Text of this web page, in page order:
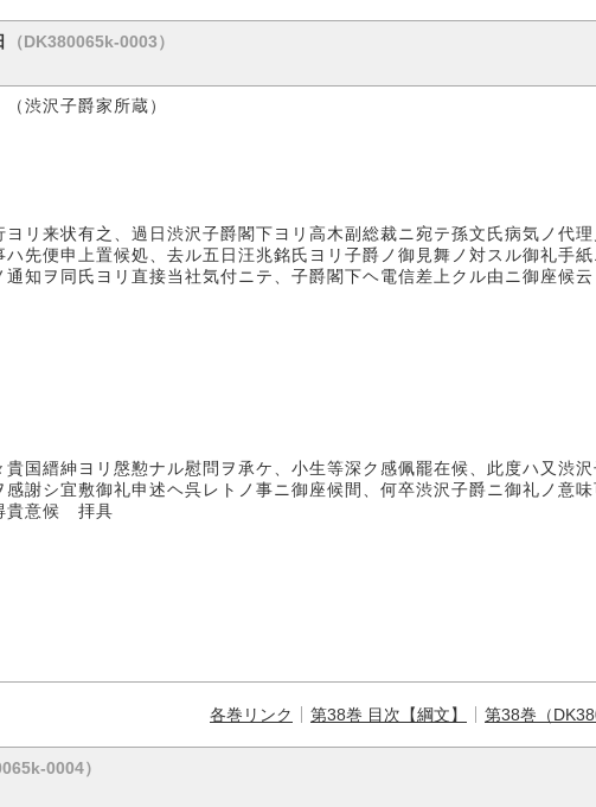
（DK380065k-0003）
渋沢子爵家所蔵）
リ来状有之、過日渋沢子爵閣下ヨリ高木副総裁ニ宛テ孫文氏病気ノ代
先便申上置候処、去ル五日汪兆銘氏ヨリ子爵ノ御見舞ノ対スル御礼手
知ヲ同氏ヨリ直接当社気付ニテ、子爵閣下ヘ電信差上クル由ニ御座候
国縉紳ヨリ慇懃ナル慰問ヲ承ケ、小生等深ク感佩罷在候、此度ハ又渋
謝シ宜敷御礼申述ヘ呉レトノ事ニ御座候間、何卒渋沢子爵ニ御礼ノ意
貴意候 拝具
各巻リンク 第38巻 目次【綱文】 第38巻（
0004）